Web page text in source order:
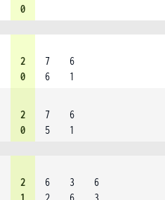
0
2
0
7
6
6
1
2
0
7
5
6
1
2
1
6
2
3
6
6
3